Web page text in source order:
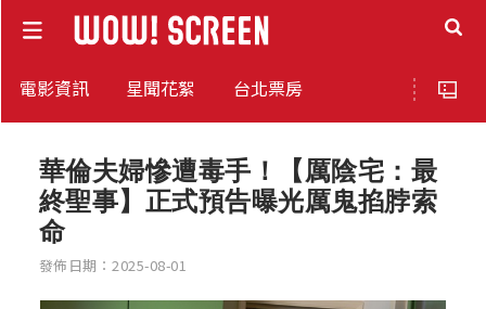
電影資訊 星聞花絮 台北票房
華倫夫婦慘遭毒手！【厲陰宅：最
終聖事】正式預告曝光厲鬼掐脖索
命
發佈日期：2025-08-01